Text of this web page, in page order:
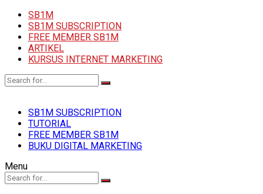
SB1M
SB1M SUBSCRIPTION
FREE MEMBER SB1M
ARTIKEL
KURSUS INTERNET MARKETING
SB1M SUBSCRIPTION
TUTORIAL
FREE MEMBER SB1M
BUKU DIGITAL MARKETING
Menu